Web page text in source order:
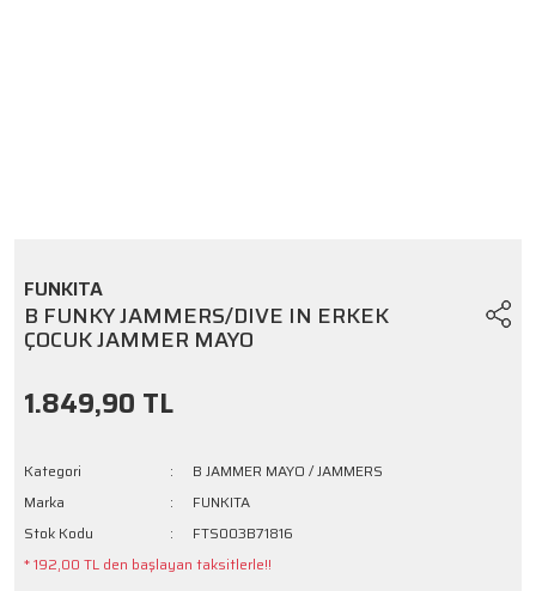
FUNKITA
B FUNKY JAMMERS/DIVE IN ERKEK
ÇOCUK JAMMER MAYO
1.849,90 TL
Kategori
B JAMMER MAYO / JAMMERS
Marka
FUNKITA
Stok Kodu
FTS003B71816
* 192,00 TL den başlayan taksitlerle!!